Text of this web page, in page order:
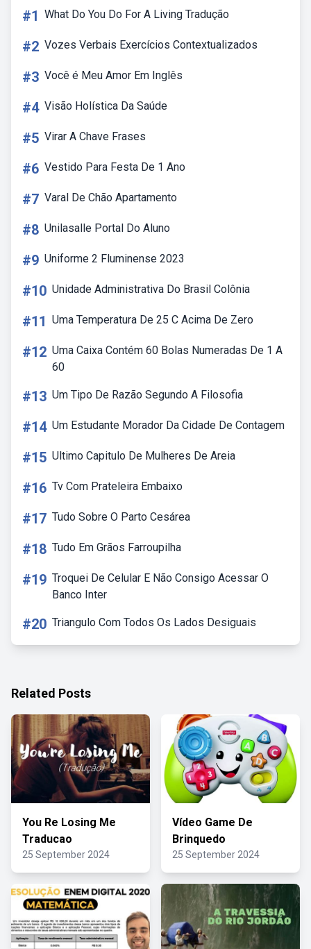
#1 What Do You Do For A Living Tradução
#2 Vozes Verbais Exercícios Contextualizados
#3 Você é Meu Amor Em Inglês
#4 Visão Holística Da Saúde
#5 Virar A Chave Frases
#6 Vestido Para Festa De 1 Ano
#7 Varal De Chão Apartamento
#8 Unilasalle Portal Do Aluno
#9 Uniforme 2 Fluminense 2023
#10 Unidade Administrativa Do Brasil Colônia
#11 Uma Temperatura De 25 C Acima De Zero
#12 Uma Caixa Contém 60 Bolas Numeradas De 1 A
60
#13 Um Tipo De Razão Segundo A Filosofia
#14 Um Estudante Morador Da Cidade De Contagem
#15 Ultimo Capitulo De Mulheres De Areia
#16 Tv Com Prateleira Embaixo
#17 Tudo Sobre O Parto Cesárea
#18 Tudo Em Grãos Farroupilha
#19 Troquei De Celular E Não Consigo Acessar O
Banco Inter
#20 Triangulo Com Todos Os Lados Desiguais
Related Posts
You Re Losing Me
Traducao
25 September 2024
Vídeo Game De
Brinquedo
25 September 2024